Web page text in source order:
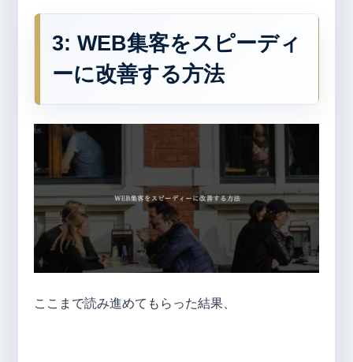
3: WEB集客をスピーディ
ーに改善する方法
ここまで読み進めてもらった結果、